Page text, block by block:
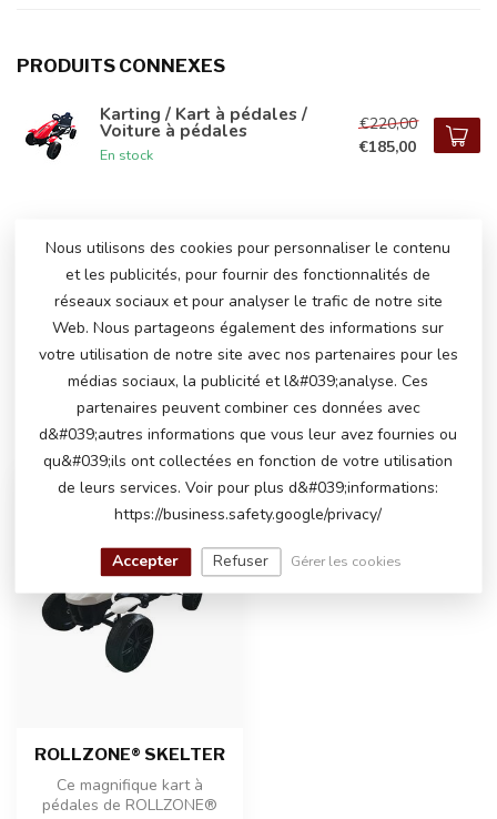
PRODUITS CONNEXES
Karting / Kart à pédales /
Voiture à pédales
En stock
€220,00
€185,00
AVEZ-VOUS DES QUESTIONS SUR CE
PRODUIT?
N'hésitez pas à contacter notre service client
info@atoys.nl ou au +31 40 282 7447
serons heureux de vous aider !
VU(S) RÉCEMMENT
ROLLZONE® SKELTER
Ce magnifique kart à
pédales de ROLLZONE®
Nous utilisons des cookies pour personnaliser le contenu
et les publicités, pour fournir des fonctionnalités de
réseaux sociaux et pour analyser le trafic de notre site
Web. Nous partageons également des informations sur
votre utilisation de notre site avec nos partenaires pour les
médias sociaux, la publicité et l&#039;analyse. Ces
partenaires peuvent combiner ces données avec
d&#039;autres informations que vous leur avez fournies ou
qu&#039;ils ont collectées en fonction de votre utilisation
de leurs services. Voir pour plus d&#039;informations:
https://business.safety.google/privacy/
Accepter Refuser Gérer les cookies